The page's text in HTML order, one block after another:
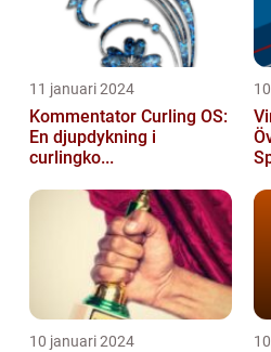
11 januari 2024
Kommentator Curling OS:
En djupdykning i
curlingko...
10 januari 2024